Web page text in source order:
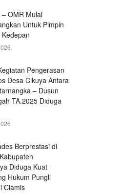
OMR Mulai
Untuk Pimpin
Pengerasan
Desa Cikuya Antara
– Dusun
TA.2025 Diduga
Berprestasi di
Diduga Kuat
Hukum Pungli
Ciamis